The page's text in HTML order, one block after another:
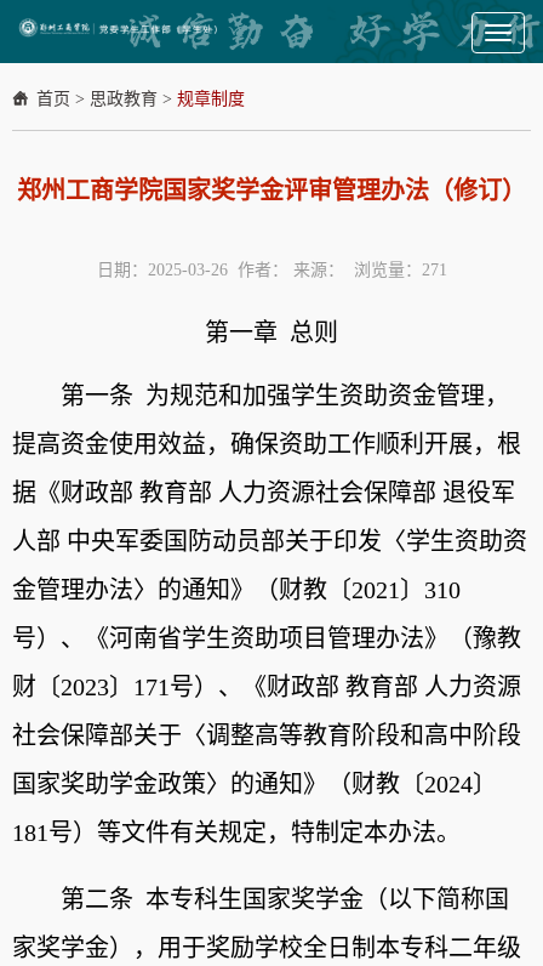
Toggle
首页 > 思政教育 > 规章制度
郑州工商学院国家奖学金评审管理办法（修订）
日期：2025-03-26 作者： 来源： 浏览量： 271
第一章 总则
第一条 为规范和加强学生资助资金管理，
提高资金使用效益，确保资助工作顺利开展，根
据《财政部 教育部 人力资源社会保障部 退役军
人部 中央军委国防动员部关于印发〈学生资助资
金管理办法〉的通知》（财教〔2021〕310
号）、《河南省学生资助项目管理办法》（豫教
财〔2023〕171号）、《财政部 教育部 人力资源
社会保障部关于〈调整高等教育阶段和高中阶段
国家奖助学金政策〉的通知》（财教〔2024〕
181号）等文件有关规定，特制定本办法。
第二条 本专科生国家奖学金（以下简称国
家奖学金），用于奖励学校全日制本专科二年级